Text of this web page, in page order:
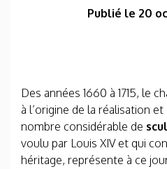
Publié le 20
Des années 1660 à 1715, le
à l’origine de la réalisation
nombre considérable de
voulu par Louis XIV et qui
héritage, représente à ce